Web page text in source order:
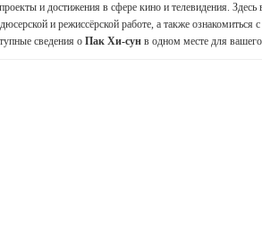
и достижения в сфере кино и телевидения.
и режиссёрской работе, а также ознакомиться
сведения о Пак Хи-сун в одном месте для вашего